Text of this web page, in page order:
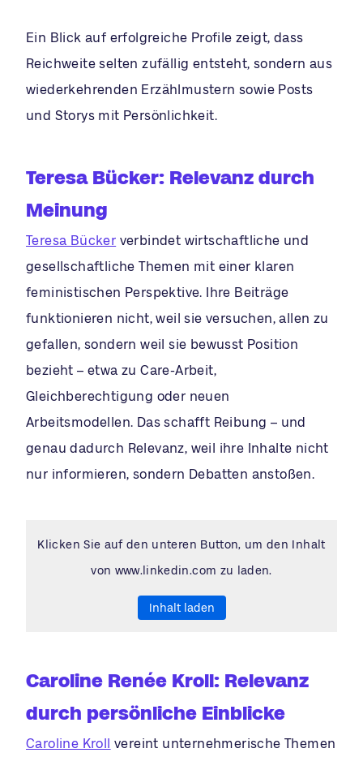
Ein Blick auf erfolgreiche Profile zeigt, dass
Reichweite selten zufällig entsteht, sondern aus
wiederkehrenden Erzählmustern sowie Posts
und Storys mit Persönlichkeit.
Teresa Bücker: Relevanz durch
Meinung
Teresa Bücker verbindet wirtschaftliche und
gesellschaftliche Themen mit einer klaren
feministischen Perspektive. Ihre Beiträge
funktionieren nicht, weil sie versuchen, allen zu
gefallen, sondern weil sie bewusst Position
bezieht – etwa zu Care-Arbeit,
Gleichberechtigung oder neuen
Arbeitsmodellen. Das schafft Reibung – und
genau dadurch Relevanz, weil ihre Inhalte nicht
nur informieren, sondern Debatten anstoßen.
Klicken Sie auf den unteren Button, um den Inhalt
von www.linkedin.com zu laden.
Inhalt laden
Caroline Renée Kroll: Relevanz
durch persönliche Einblicke
Caroline Kroll vereint unternehmerische Themen